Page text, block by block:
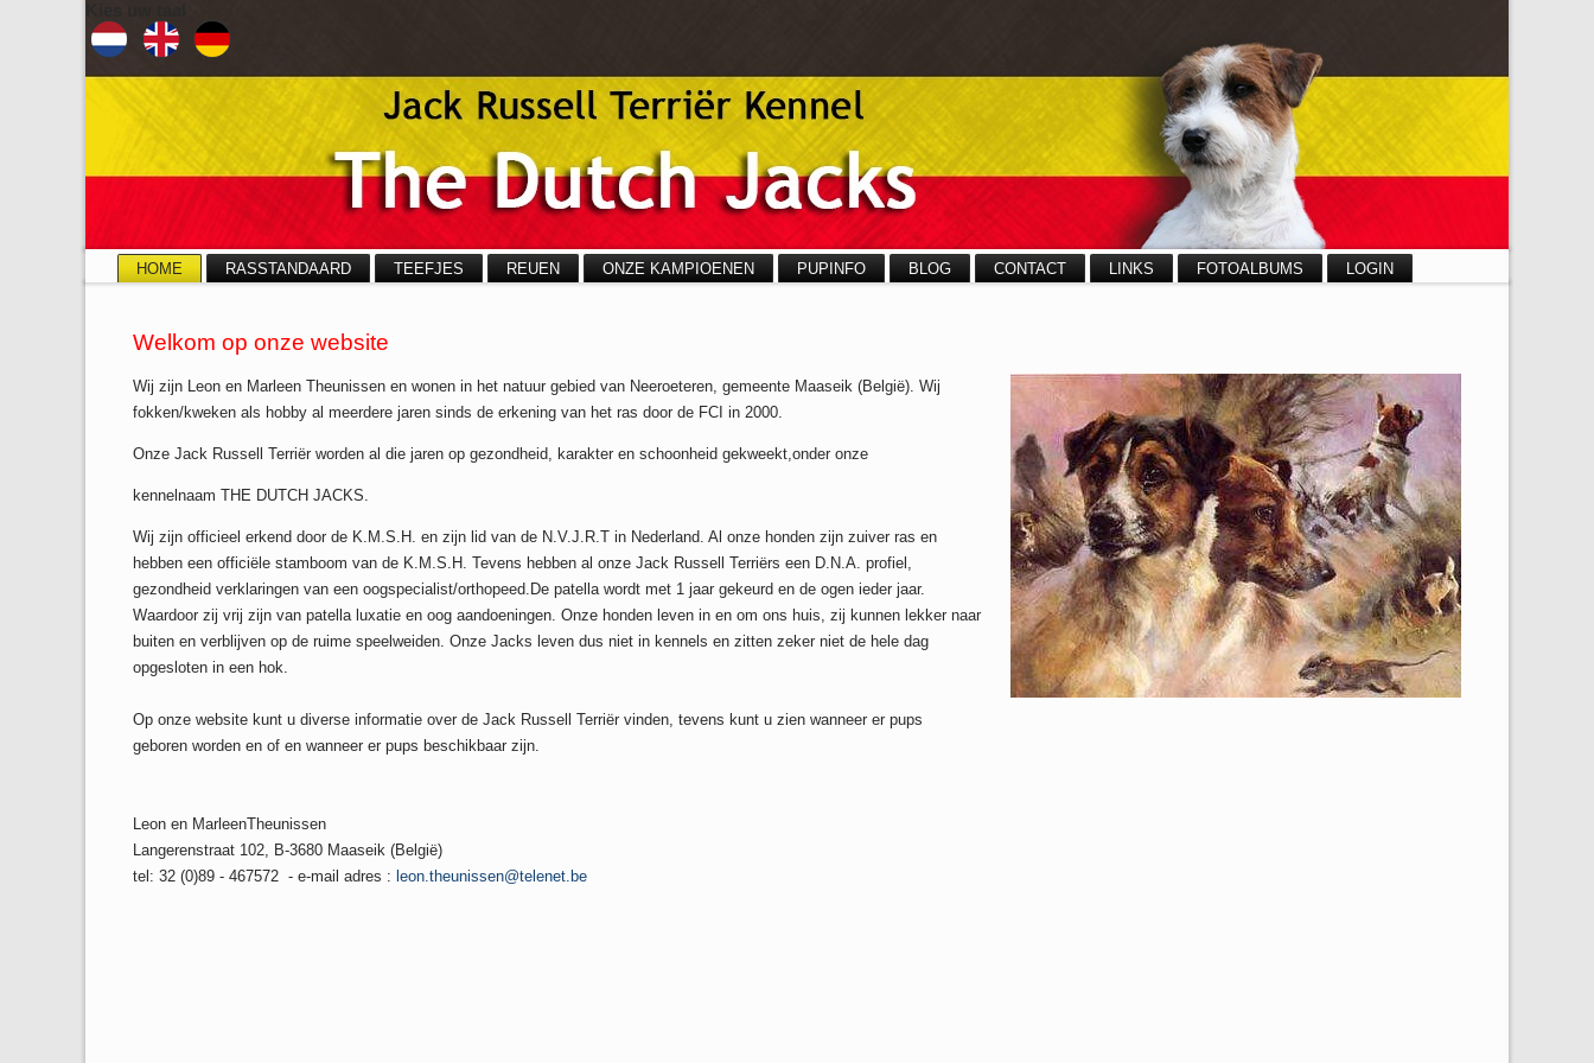
HOME RASSTANDAARD TEEFJES REUEN ONZE KAMPIOENEN PUPINFO BLOG CONTACT LINKS FOTOALBUMS LOGIN
Welkom op onze website
Wij zijn Leon en Marleen Theunissen en wonen in het natuur gebied van Neeroeteren, gemeente Maaseik (België). Wij
fokken/kweken als hobby al meerdere jaren sinds de erkening van het ras door de FCI in 2000.
Onze Jack Russell Terriër worden al die jaren op gezondheid, karakter en schoonheid gekweekt,onder onze
kennelnaam THE DUTCH JACKS.
Wij zijn officieel erkend door de K.M.S.H. en zijn lid van de N.V.J.R.T in Nederland. Al onze honden zijn zuiver ras en
hebben een officiële stamboom van de K.M.S.H. Tevens hebben al onze Jack Russell Terriërs een D.N.A. profiel,
gezondheid verklaringen van een oogspecialist/orthopeed.De patella wordt met 1 jaar gekeurd en de ogen ieder jaar.
Waardoor zij vrij zijn van patella luxatie en oog aandoeningen. Onze honden leven in en om ons huis, zij kunnen lekker naar
buiten en verblijven op de ruime speelweiden. Onze Jacks leven dus niet in kennels en zitten zeker niet de hele dag
opgesloten in een hok.
Op onze website kunt u diverse informatie over de Jack Russell Terriër vinden, tevens kunt u zien wanneer er pups
geboren worden en of en wanneer er pups beschikbaar zijn.
Leon en MarleenTheunissen
Langerenstraat 102, B-3680 Maaseik (België)
tel: 32 (0)89 - 467572 - e-mail adres : leon.theunissen@telenet.be